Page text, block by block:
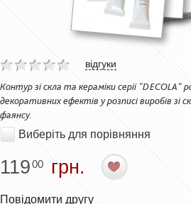
відгуки
Контур зі скла та кераміки серії "DECOLA"
декоративних ефектів у розписі виробів зі
фаянсу.
Виберіть для порівняння
11900 грн.
Повідомити другу